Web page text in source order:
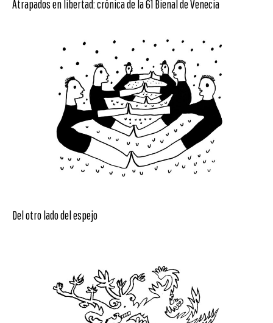
Atrapados en libertad: crónica de la 61 Bienal de Venecia
Del otro lado del espejo